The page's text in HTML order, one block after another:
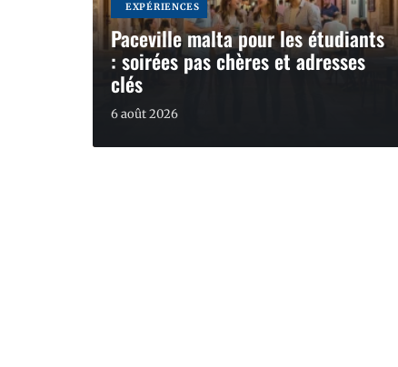
EXPÉRIENCES
Paceville malta pour les étudiants
: soirées pas chères et adresses
clés
6 août 2026